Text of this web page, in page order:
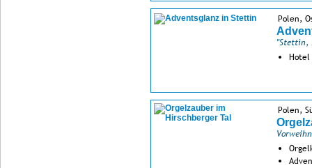
Polen,
"Stettin,
Polen,